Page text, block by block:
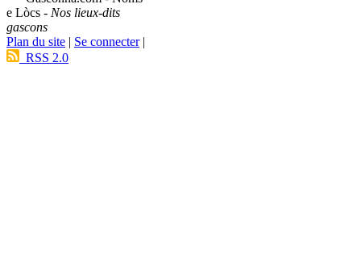
e Lòcs - Nos lieux-dits
gascons
Plan du site | Se connecter|
RSS 2.0